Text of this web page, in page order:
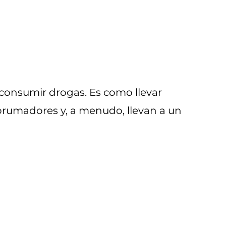
drogas. Es como llevar
y, a menudo, llevan a un